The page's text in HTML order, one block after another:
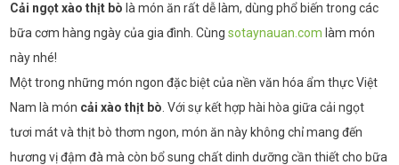
Cải ngọt xào thịt bò là món ăn rất dễ làm, dùng phổ biến trong các
bữa cơm hàng ngày của gia đình. Cùngsotaynauan.com làm món
này nhé!
Một trong những món ngon đặc biệt của nền văn hóa ẩm thực Việt
Nam là món cải xào thịt bò . Với sự kết hợp hài hòa giữa cải ngọt
tươi mát và thịt bò thơm ngon, món ăn này không chỉ mang đến
hương vị đậm đà mà còn bổ sung chất dinh dưỡng cần thiết cho bữa